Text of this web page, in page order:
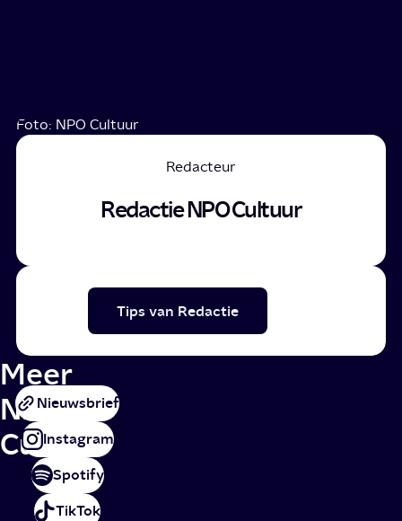
Foto: NPO Cultuur
Redacteur
Redactie NPO Cultuur
Tips van Redactie
Meer
NPO
Cultuur
Nieuwsbrief
Instagram
Spotify
TikTok